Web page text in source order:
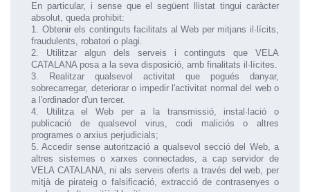
En particular, i sense que el següent llistat tingui caràcter
absolut, queda prohibit:
1. Obtenir els continguts facilitats al Web per mitjans il·lícits,
fraudulents, robatori o plagi.
2. Utilitzar algun dels serveis i continguts que VELA
CATALANA posa a la seva disposició, amb finalitats il·lícites.
3. Realitzar qualsevol activitat que pogués danyar,
sobrecarregar, deteriorar o impedir l'activitat normal del web o
a l'ordinador d'un tercer.
4. Utilitza el Web per a la transmissió, instal·lació o
publicació de qualsevol virus, codi maliciós o altres
programes o arxius perjudicials;
5. Accedir sense autorització a qualsevol secció del Web, a
altres sistemes o xarxes connectades, a cap servidor de
VELA CATALANA, ni als serveis oferts a través del web, per
mitjà de pirateig o falsificació, extracció de contrasenyes o